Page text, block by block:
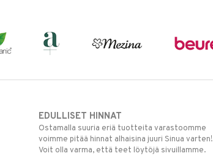
EDULLISET HINNAT
Ostamalla suuria eriä tuotteita varastoomme
voimme pitää hinnat alhaisina juuri Sinua varten!
Voit olla varma, että teet löytöjä sivuillamme.